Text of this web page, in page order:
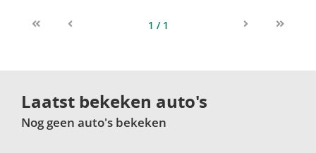
1 / 1
Laatst bekeken auto's
Nog geen auto's bekeken